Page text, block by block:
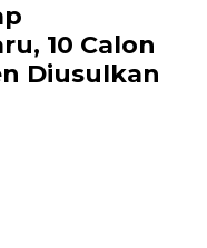
10 Calon
Diusulkan